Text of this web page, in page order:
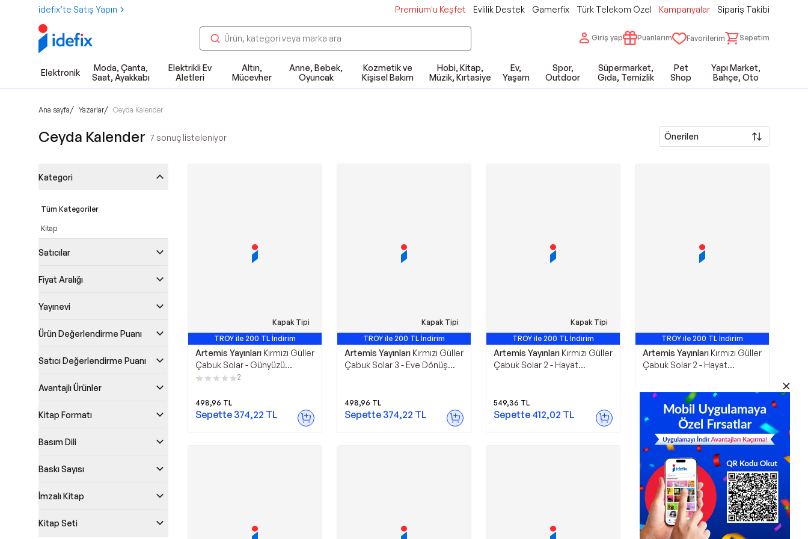
idefix’te Satış Yapın Premium'u Keşfet Evlilik Destek Gamerfix Türk Telekom Özel Kampanyalar Sipariş Takibi
Giriş yap Puanlarım Favorilerim Sepetim
Elektronik
Moda, Çanta,
Saat, Ayakkabı
Elektrikli Ev
Aletleri
Altın,
Mücevher
Anne, Bebek,
Oyuncak
Kozmetik ve
Kişisel Bakım
Hobi, Kitap,
Müzik, Kırtasiye
Ev,
Yaşam
Spor,
Outdoor
Süpermarket,
Gıda, Temizlik
Pet
Shop
Yapı Market,
Bahçe, Oto
Ana sayfa/ Yazarlar/ Ceyda Kalender
Ceyda Kalender 7 sonuç listeleniyor Önerilen
Kategori
Tüm Kategoriler
Kitap
Satıcılar
Fiyat Aralığı
Yayınevi
Ürün Değerlendirme Puanı
Satıcı Değerlendirme Puanı
Avantajlı Ürünler
Kitap Formatı
Basım Dili
Baskı Sayısı
İmzalı Kitap
Kitap Seti
TROY ile 200 TL İndirim
Kapak Tipi
Artemis Yayınları Kırmızı Güller
Çabuk Solar - Günyüzü
Vesikalığı - Artemis Yayınları
2
498,96 TL
Sepette 374,22 TL
TROY ile 200 TL İndirim
Kapak Tipi
Artemis Yayınları Kırmızı Güller
Çabuk Solar 3 - Eve Dönüş
498,96 TL
Sepette 374,22 TL
TROY ile 200 TL İndirim
Kapak Tipi
Artemis Yayınları Kırmızı Güller
Çabuk Solar 2 - Hayat
549,36 TL
Sepette 412,02 TL
TROY ile 200 TL İndirim
Artemis Yayınları Kırmızı Güller
Çabuk Solar 2 - Hayat
650,16TL
Sepette487,62TL